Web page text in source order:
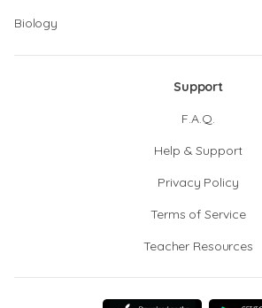
Biology
Support
F.A.Q.
Help & Support
Privacy Policy
Terms of Service
Teacher Resources